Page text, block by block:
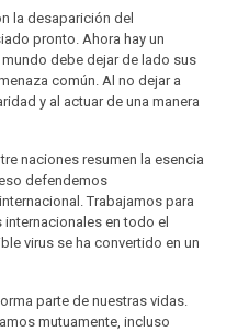
la desaparición del
pronto. Ahora hay un
debe dejar de lado sus
común. Al no dejar a
y al actuar de una manera
naciones resumen la esencia
defendemos
Trabajamos para
en todo el
virus se ha convertido en un
parte de nuestras vidas.
mutuamente, incluso